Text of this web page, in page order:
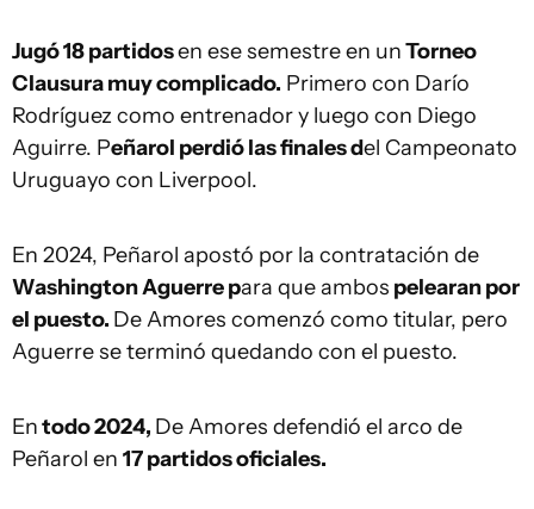
Jugó 18 partidosen ese semestre en unTorneo
Clausura muy complicado. Primero con Darío
Rodríguez como entrenador y luego con Diego
Aguirre. Peñarol perdió las finales del Campeonato
Uruguayo con Liverpool.
En 2024, Peñarol apostó por la contratación de
Washington Aguerre para que ambos pelearan por
el puesto. De Amores comenzó como titular, pero
Aguerre se terminó quedando con el puesto.
Entodo 2024, De Amores defendió el arco de
Peñarol en 17 partidos oficiales.